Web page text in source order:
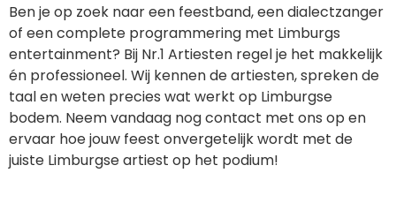
Ben je op zoek naar een feestband, een dialectzanger
of een complete programmering met Limburgs
entertainment? Bij Nr.1 Artiesten regel je het makkelijk
én professioneel. Wij kennen de artiesten, spreken de
taal en weten precies wat werkt op Limburgse
bodem. Neem vandaag nog contact met ons op en
ervaar hoe jouw feest onvergetelijk wordt met de
juiste Limburgse artiest op het podium!